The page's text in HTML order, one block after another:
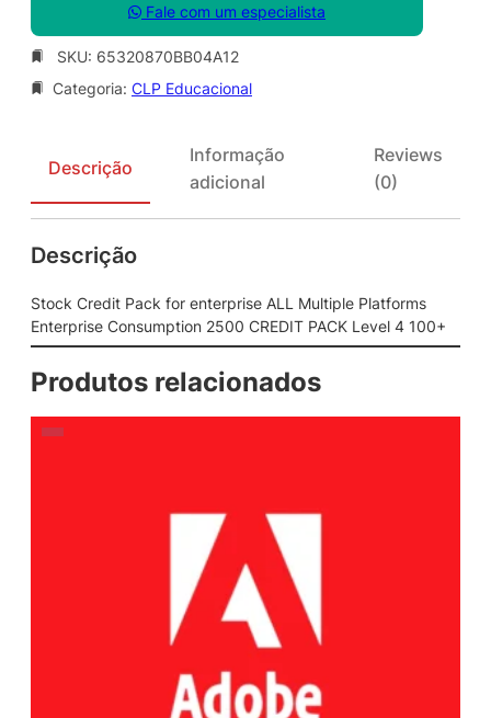
Fale com um especialista
SKU: 65320870BB04A12
Categoria: CLP Educacional
Descrição
Informação
adicional
Reviews
(0)
Descrição
Stock Credit Pack for enterprise ALL Multiple Platforms
Enterprise Consumption 2500 CREDIT PACK Level 4 100+
Produtos relacionados